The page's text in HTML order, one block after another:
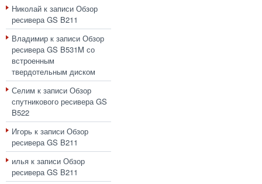
Николай к записи Обзор
ресивера GS B211
Владимир к записи Обзор
ресивера GS B531M со
встроенным
твердотельным диском
Селим к записи Обзор
спутникового ресивера GS
B522
Игорь к записи Обзор
ресивера GS B211
илья к записи Обзор
ресивера GS B211